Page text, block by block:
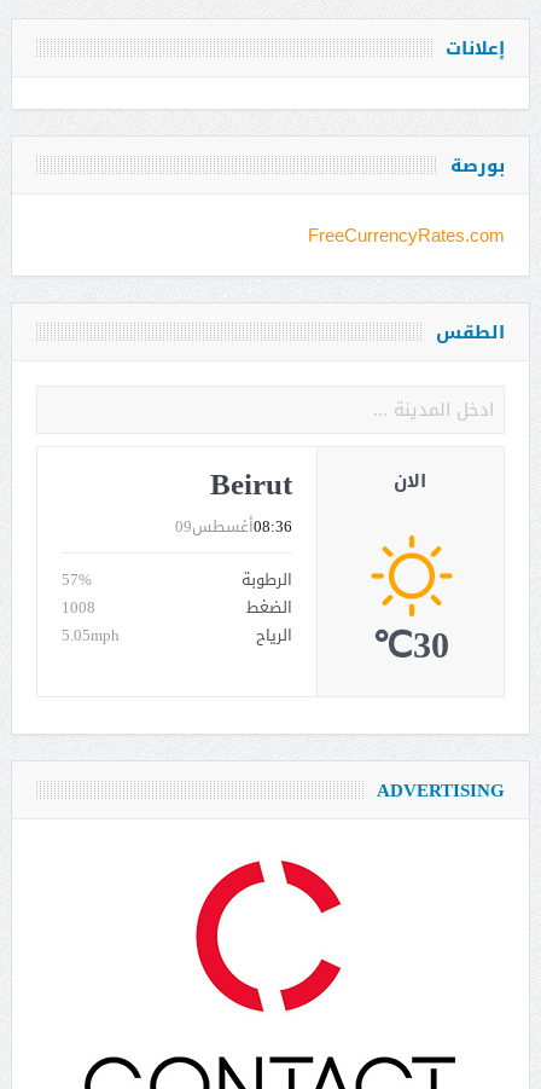
إعلانات
بورصة
FreeCurrencyRates.com
الطقس
Beirut
أغسطس0908:36
الرطوبة
57%
الضغط
1008
الرياح
5.05mph
الان
30℃
ADVERTISING